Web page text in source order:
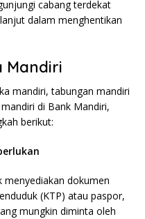
cabang terdekat
dalam menghentikan
Mandiri
mandiri, tabungan mandiri
di Bank Mandiri,
berikut:
menyediakan dokumen
(KTP) atau paspor,
mungkin diminta oleh